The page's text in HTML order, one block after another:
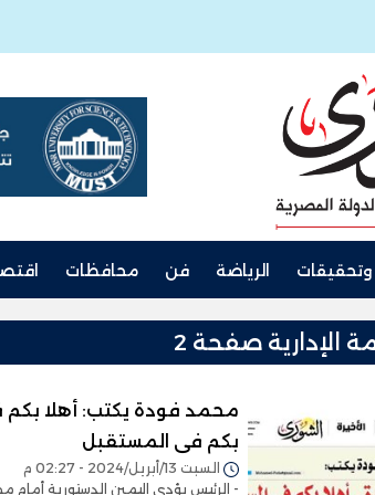
الرياضة فن محافظات
الإدارية صفحة 2
محمد فودة يكتب: أهلا بكم
بكم فى المستقبل
السبت 13/أبريل/2024 - 02:27 م
- الرئيس يؤدى اليمين الدستورية أمام